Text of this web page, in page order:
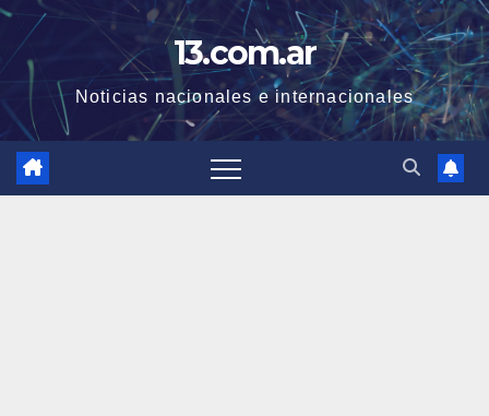
Skip
content
13.com.ar
Noticias nacionales e internacionales